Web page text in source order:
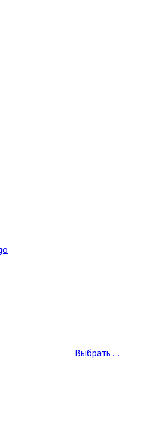
Выбрать ...